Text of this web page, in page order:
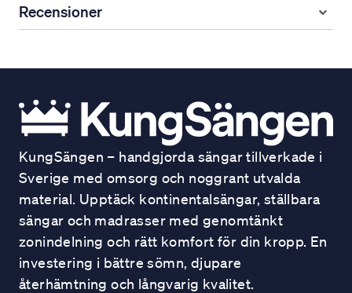
Recensioner
KungSängen – handgjorda sängar tillverkade i
Sverige med omsorg och noggrant utvalda
material. Upptäck kontinentalsängar, ställbara
sängar och madrasser med genomtänkt
zonindelning och rätt komfort för din kropp. En
investering i bättre sömn, djupare
återhämtning och långvarig kvalitet.